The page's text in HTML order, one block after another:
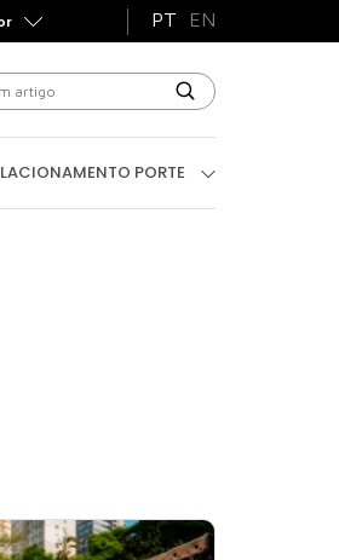
PT EN
RELACIONAMENTO
PORTE